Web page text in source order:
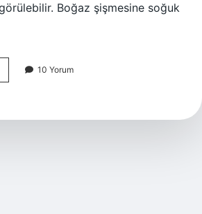
Boğaz şişmesine soğuk
10 Yorum